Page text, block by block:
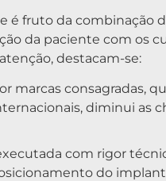
é fruto da combinação
da paciente com os
destacam-se:
marcas consagradas,
diminui as
com rigor
do